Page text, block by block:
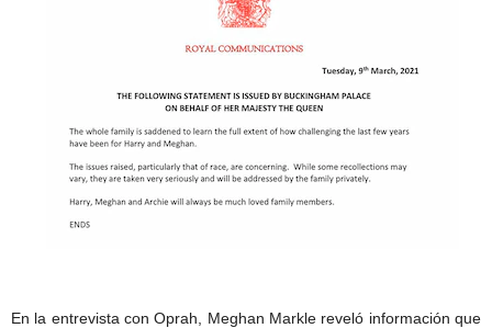
En la entrevista con Oprah, Meghan Markle reveló información que